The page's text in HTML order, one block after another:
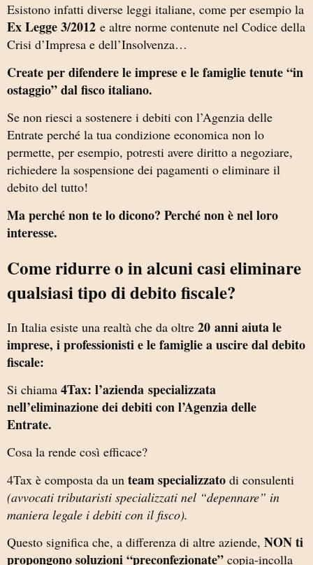
Esistono infatti diverse leggi italiane, come per esempio la
Ex Legge 3/2012 e altre norme contenute nel Codice della
Crisi d’Impresa e dell’Insolvenza…
Create per difendere le imprese e le famiglie tenute “in
ostaggio” dal fisco italiano.
Se non riesci a sostenere i debiti con l’Agenzia delle
Entrate perché la tua condizione economica non lo
permette, per esempio, potresti avere diritto a negoziare,
richiedere la sospensione dei pagamenti o eliminare il
debito del tutto!
Ma perché non te lo dicono? Perché non è nel loro
interesse.
Come ridurre o in alcuni casi eliminare
qualsiasi tipo di debito fiscale?
In Italia esiste una realtà che da oltre 20 anni aiuta le
imprese, i professionisti e le famiglie a uscire dal debito
fiscale:
Si chiama 4Tax: l’azienda specializzata
nell’eliminazione dei debiti con l’Agenzia delle
Entrate.
Cosa la rende così efficace?
4Tax è composta da un team specializzato di consulenti
(avvocati tributaristi specializzati nel “depennare” in
maniera legale i debiti con il fisco).
Questo significa che, a differenza di altre aziende, NON ti
propongono soluzioni “preconfezionate” copia-incolla